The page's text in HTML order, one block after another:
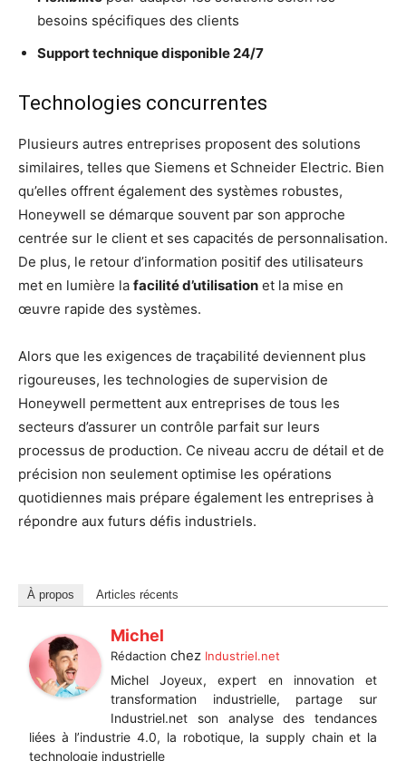
besoins spécifiques des clients
Support technique disponible 24/7
Technologies concurrentes
Plusieurs autres entreprises proposent des solutions
similaires, telles que Siemens et Schneider Electric. Bien
qu’elles offrent également des systèmes robustes,
Honeywell se démarque souvent par son approche
centrée sur le client et ses capacités de personnalisation.
De plus, le retour d’information positif des utilisateurs
met en lumière la facilité d’utilisation et la mise en
œuvre rapide des systèmes.
Alors que les exigences de traçabilité deviennent plus
rigoureuses, les technologies de supervision de
Honeywell permettent aux entreprises de tous les
secteurs d’assurer un contrôle parfait sur leurs
processus de production. Ce niveau accru de détail et de
précision non seulement optimise les opérations
quotidiennes mais prépare également les entreprises à
répondre aux futurs défis industriels.
À propos Articles récents
Michel
Rédaction chez Industriel.net
Michel Joyeux, expert en innovation et
transformation industrielle, partage sur
Industriel.net son analyse des tendances
liées à l’industrie 4.0, la robotique, la supply chain et la
technologie industrielle